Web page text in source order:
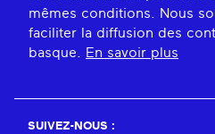
mêmes conditions. Nous
faciliter la diffusion des
basque.
En savoir plus
SUIVEZ-NOUS :